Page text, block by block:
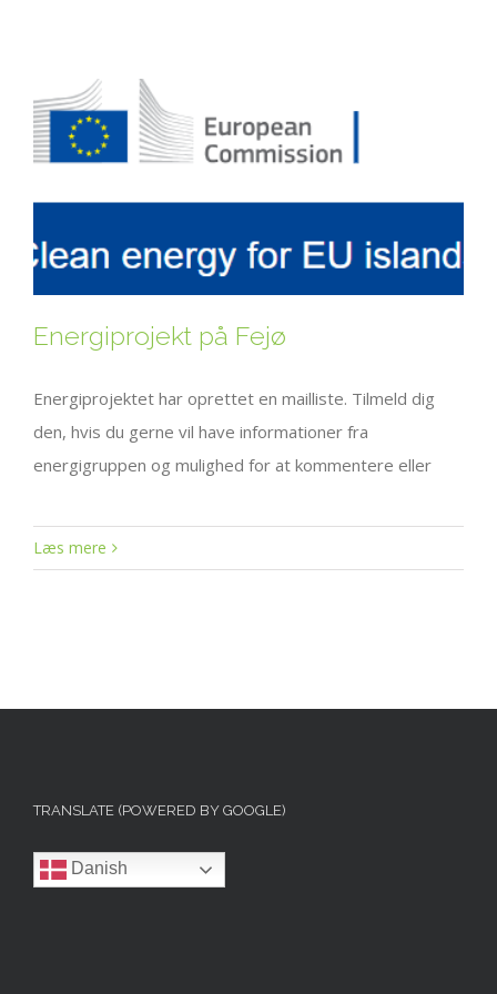
Energiprojekt på Fejø
Energiprojektet har oprettet en mailliste. Tilmeld dig
den, hvis du gerne vil have informationer fra
energigruppen og mulighed for at kommentere eller
Læs mere
TRANSLATE (POWERED BY GOOGLE)
Danish